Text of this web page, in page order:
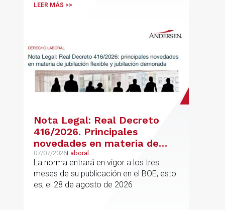
LEER MÁS >>
Nota Legal: Real Decreto
416/2026. Principales
novedades en materia de
jubilación flexible y jubilación
demorada
07/07/2026Laboral
La norma entrará en vigor a los tres
meses de su publicación en el BOE, esto
es, el 28 de agosto de 2026